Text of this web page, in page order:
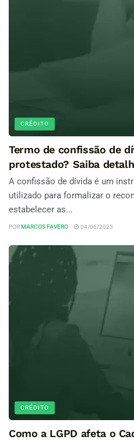
CRÉDITO
Termo de confissão de
protestado? Saiba
A confissão de dívida é um
utilizado para formalizar o
estabelecer as...
POR MARCOS FAVERO 04/06/2025
CRÉDITO
Como a LGPD afeta o